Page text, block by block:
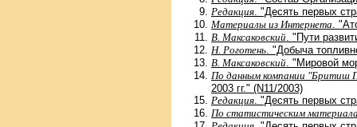
Редакция . "Десять первых
Материалы из Интернета .
В. Максаковский . "Пути
Н. Роготень . "Добыча
В. Максаковский . "Мировой
По данным компании "Бритиш
2003 гг." (N11/2003)
Редакция . "Десять первых
По статистическим